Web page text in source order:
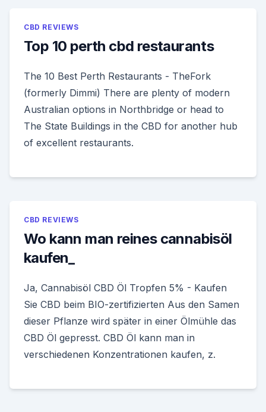
CBD REVIEWS
Top 10 perth cbd restaurants
The 10 Best Perth Restaurants - TheFork
(formerly Dimmi) There are plenty of modern
Australian options in Northbridge or head to
The State Buildings in the CBD for another hub
of excellent restaurants.
CBD REVIEWS
Wo kann man reines cannabisöl
kaufen_
Ja, Cannabisöl CBD Öl Tropfen 5% - Kaufen
Sie CBD beim BIO-zertifizierten Aus den Samen
dieser Pflanze wird später in einer Ölmühle das
CBD Öl gepresst. CBD Öl kann man in
verschiedenen Konzentrationen kaufen, z.